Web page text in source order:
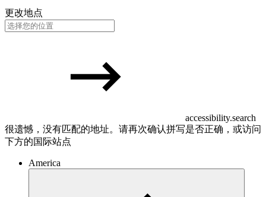
更改地点
accessibility.search
很遗憾，没有匹配的地址。请再次确认拼写是否正确，或访问
下方的国际站点
America